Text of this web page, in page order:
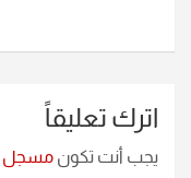
اترك تعليقاً
يجب أنت تكون مسجل